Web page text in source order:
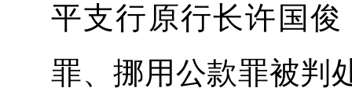
平支行原行长许国
罪、挪用公款罪被判